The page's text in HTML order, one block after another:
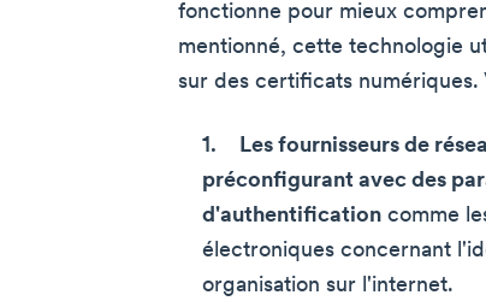
fonctionne pour mieux
mentionné, cette technologie
sur des certificats numériques.
Les fournisseurs de
préconfigurant avec des
d'authentification comme
électroniques concernant
organisation sur l'internet.